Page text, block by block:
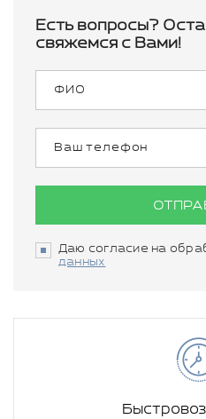
Есть вопросы?
свяжемся с Вами!
Даю согласие на
данных